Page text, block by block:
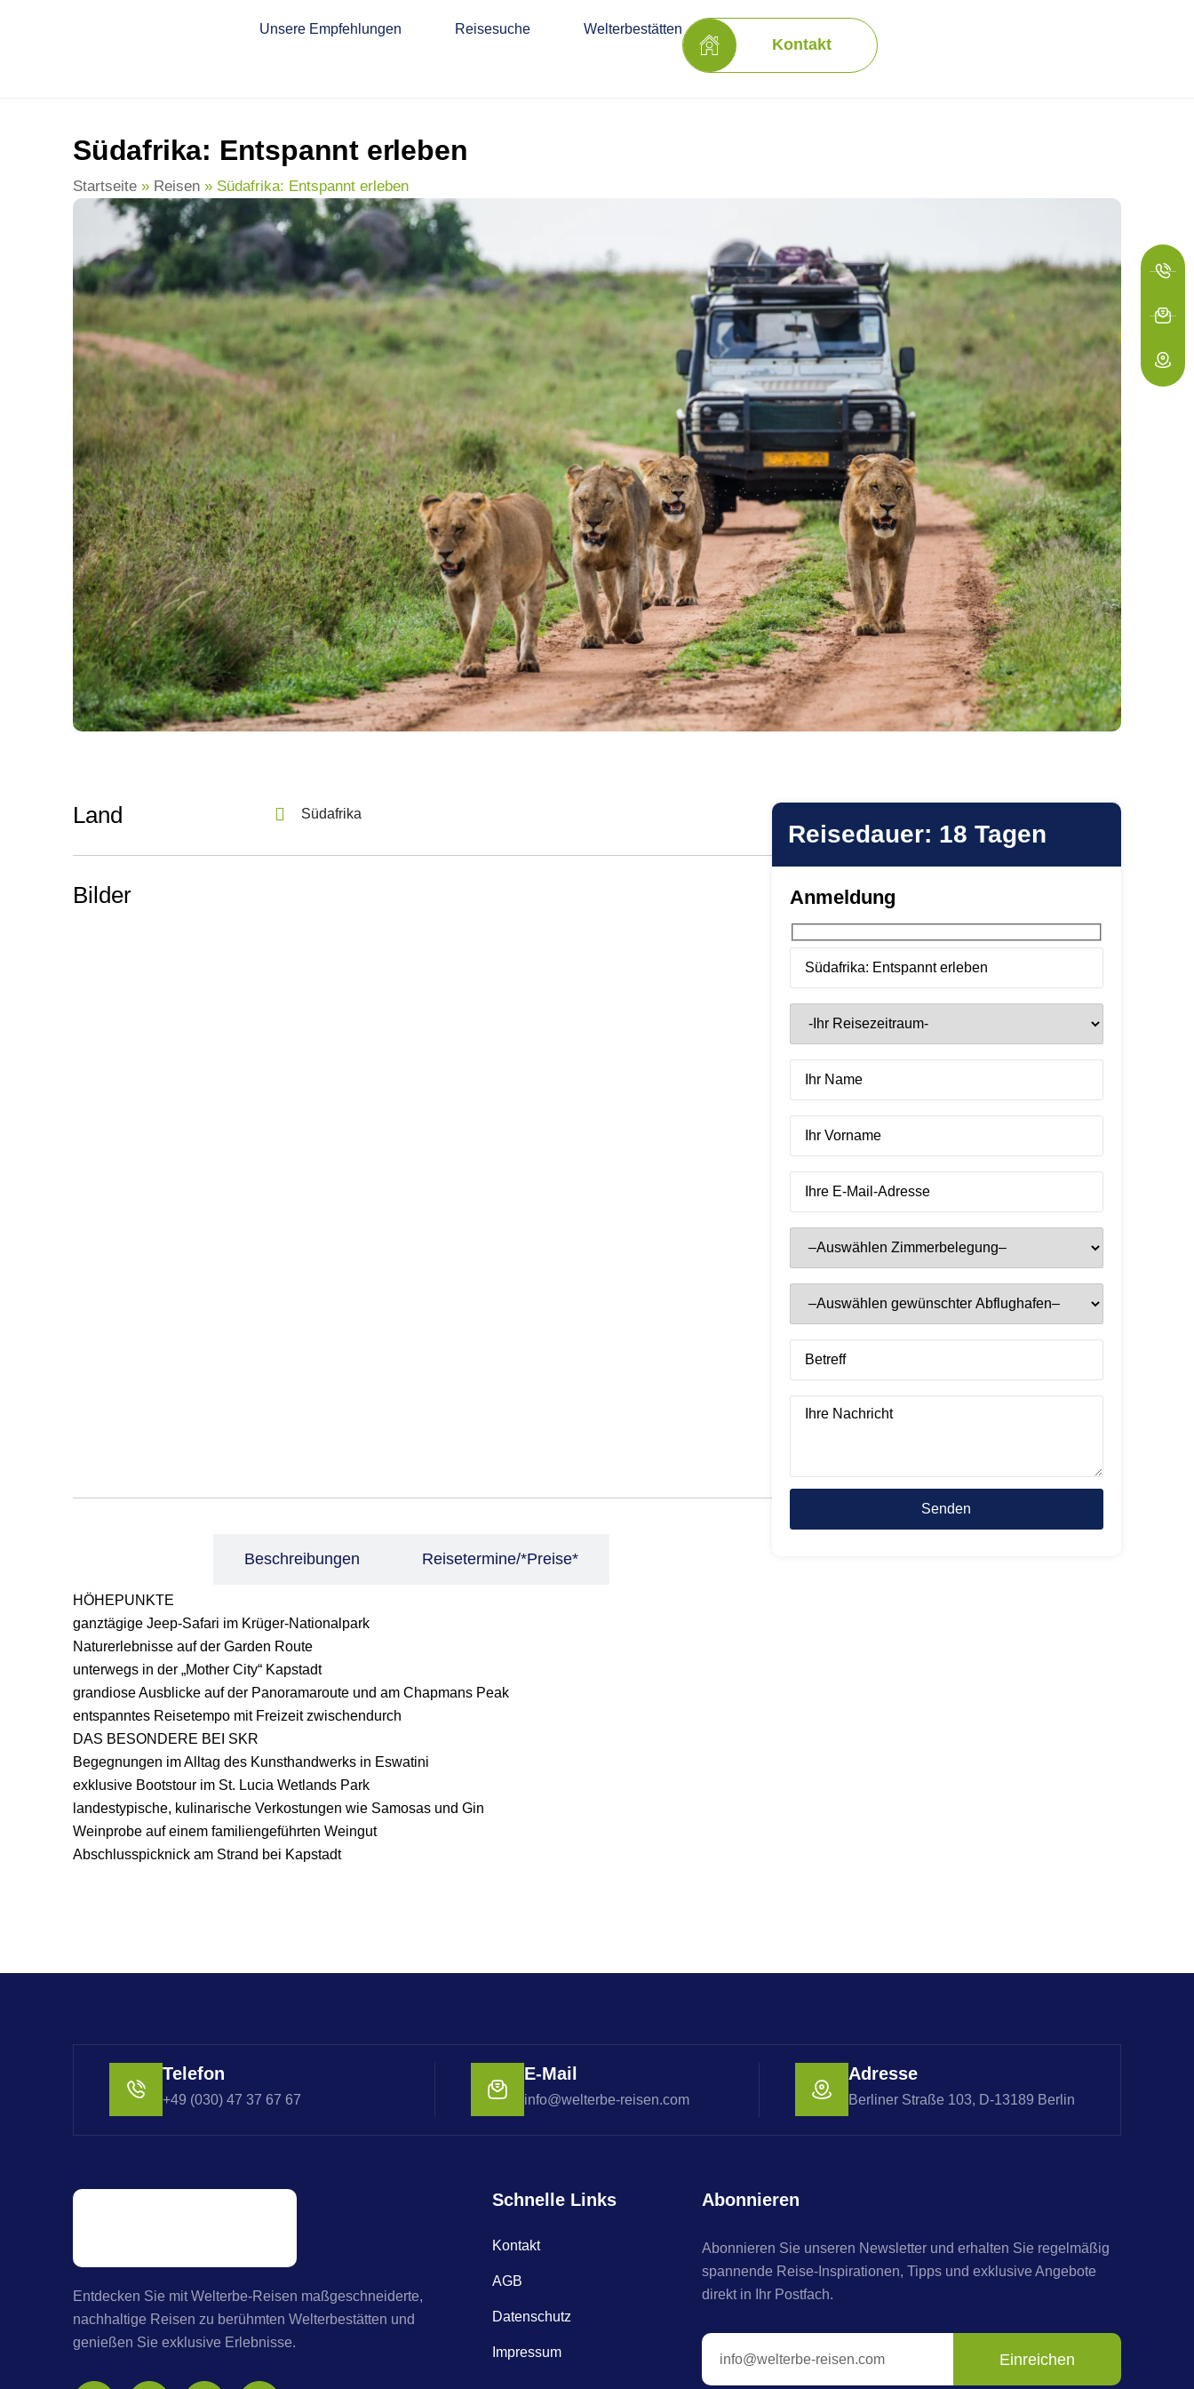
Unsere Empfehlungen Reisesuche Welterbestätten
Kontakt
Südafrika: Entspannt erleben
Startseite » Reisen » Südafrika: Entspannt erleben
Land Südafrika
Bilder
Beschreibungen Reisetermine/*Preise*
HÖHEPUNKTE
ganztägige Jeep-Safari im Krüger-Nationalpark
Naturerlebnisse auf der Garden Route
unterwegs in der „Mother City“ Kapstadt
grandiose Ausblicke auf der Panoramaroute und am Chapmans Peak
entspanntes Reisetempo mit Freizeit zwischendurch
DAS BESONDERE BEI SKR
Begegnungen im Alltag des Kunsthandwerks in Eswatini
exklusive Bootstour im St. Lucia Wetlands Park
landestypische, kulinarische Verkostungen wie Samosas und Gin
Weinprobe auf einem familiengeführten Weingut
Abschlusspicknick am Strand bei Kapstadt
Reisedauer: 18 Tagen
Anmeldung
Telefon
+49 (030) 47 37 67 67
E-Mail
info@welterbe-reisen.com
Adresse
Berliner Straße 103, D-13189 Berlin
Entdecken Sie mit Welterbe-Reisen maßgeschneiderte,
nachhaltige Reisen zu berühmten Welterbestätten und
genießen Sie exklusive Erlebnisse.
Schnelle Links
Kontakt
AGB
Datenschutz
Impressum
Abonnieren
Abonnieren Sie unseren Newsletter und erhalten Sie regelmäßig
spannende Reise-Inspirationen, Tipps und exklusive Angebote
direkt in Ihr Postfach.
Einreichen